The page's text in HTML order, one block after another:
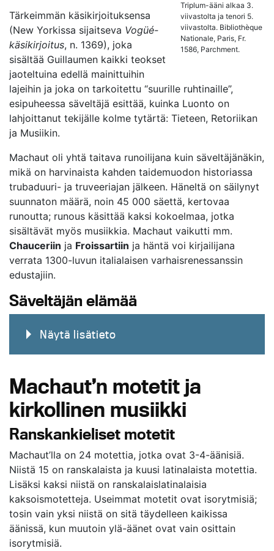
Triplum-ääni alkaa 3.
viivastolta ja tenori 5.
viivastolta. Bibliothèque
Nationale, Paris, Fr.
1586, Parchment.
Tärkeimmän käsikirjoituksensa
(New Yorkissa sijaitseva Vogüé-
käsikirjoitus, n. 1369), joka
sisältää Guillaumen kaikki teokset
jaoteltuina edellä mainittuihin
lajeihin ja joka on tarkoitettu “suurille ruhtinaille”,
esipuheessa säveltäjä esittää, kuinka Luonto on
lahjoittanut tekijälle kolme tytärtä: Tieteen, Retoriikan
ja Musiikin.
Machaut oli yhtä taitava runoilijana kuin säveltäjänäkin,
mikä on harvinaista kahden taidemuodon historiassa
trubaduuri- ja truveeriajan jälkeen. Häneltä on säilynyt
suunnaton määrä, noin 45 000 säettä, kertovaa
runoutta; runous käsittää kaksi kokoelmaa, jotka
sisältävät myös musiikkia. Machaut vaikutti mm.
Chauceriin ja Froissartiin ja häntä voi kirjailijana
verrata 1300-luvun italialaisen varhaisrenessanssin
edustajiin.
Säveltäjän elämää
Näytä lisätieto
Machaut’n motetit ja
kirkollinen musiikki
Ranskankieliset motetit
Machaut’lla on 24 motettia, jotka ovat 3-4-äänisiä.
Niistä 15 on ranskalaista ja kuusi latinalaista motettia.
Lisäksi kaksi niistä on ranskalaislatinalaisia
kaksoismotetteja. Useimmat motetit ovat isorytmisiä;
tosin vain yksi niistä on sitä täydelleen kaikissa
äänissä, kun muutoin ylä-äänet ovat vain osittain
isorytmisiä.